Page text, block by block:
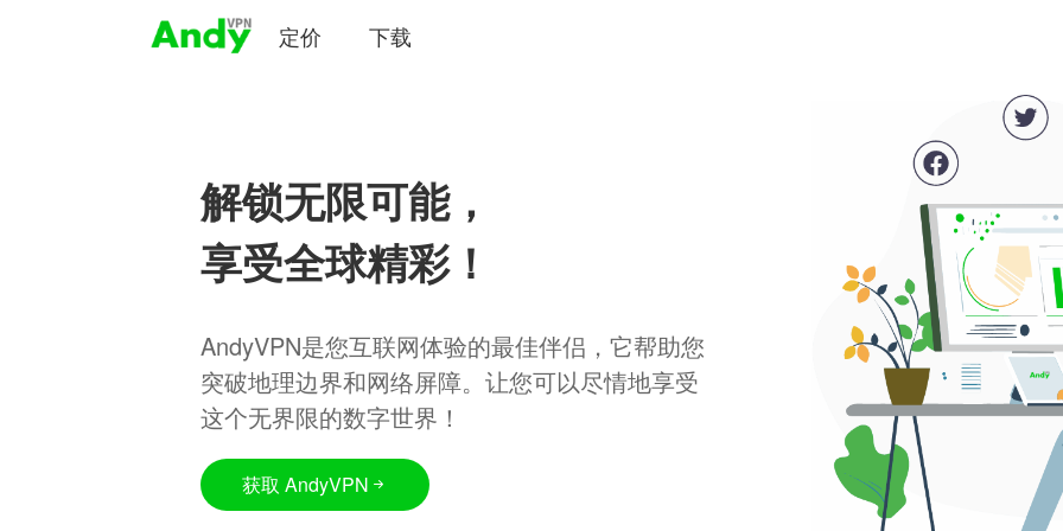
定价 下载
解锁无限可能，
享受全球精彩！
AndyVPN是您互联网体验的最佳伴侣，它帮助您
突破地理边界和网络屏障。让您可以尽情地享受
这个无界限的数字世界！
获取 AndyVPN